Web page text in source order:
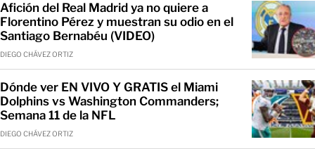
Afición del Real Madrid ya no quiere a
Florentino Pérez y muestran su odio en el
Santiago Bernabéu (VIDEO)
DIEGO CHÁVEZ ORTIZ
Dónde ver EN VIVO Y GRATIS el Miami
Dolphins vs Washington Commanders;
Semana 11 de la NFL
DIEGO CHÁVEZ ORTIZ